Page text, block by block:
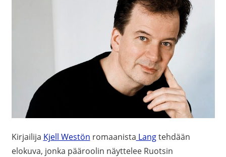
Kirjailija Kjell Westön romaanista Langtehdään
elokuva, jonka pääroolin näyttelee Ruotsin